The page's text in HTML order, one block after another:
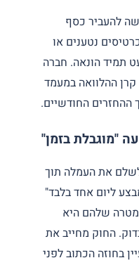
להעביר כסף
נטענים או
תמיד הונאה. חברה
ההלוואה במעמד
ההחזרים החודשיים.
"מוגבלת בזמן"
את העמלה תוך
ליום אחד בלבד"
שלהם היא
החוק מחייב את
בחוזה הכתוב לפני